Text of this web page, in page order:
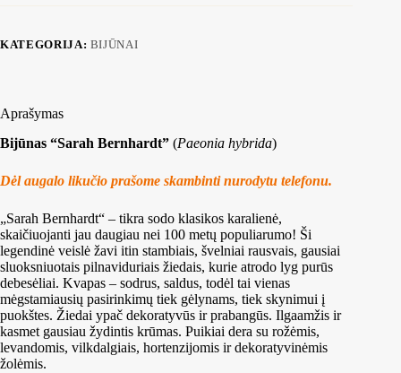
KATEGORIJA: BIJŪNAI
Aprašymas
Bijūnas “Sarah Bernhardt” (Paeonia hybrida)
Dėl augalo likučio prašome skambinti nurodytu telefonu.
„Sarah Bernhardt“ – tikra sodo klasikos karalienė,
skaičiuojanti jau daugiau nei 100 metų populiarumo! Ši
legendinė veislė žavi itin stambiais, švelniai rausvais, gausiai
sluoksniuotais pilnaviduriais žiedais, kurie atrodo lyg purūs
debesėliai. Kvapas – sodrus, saldus, todėl tai vienas
mėgstamiausių pasirinkimų tiek gėlynams, tiek skynimui į
puokštes. Žiedai ypač dekoratyvūs ir prabangūs. Ilgaamžis ir
kasmet gausiau žydintis krūmas. Puikiai dera su rožėmis,
levandomis, vilkdalgiais, hortenzijomis ir dekoratyvinėmis
žolėmis.